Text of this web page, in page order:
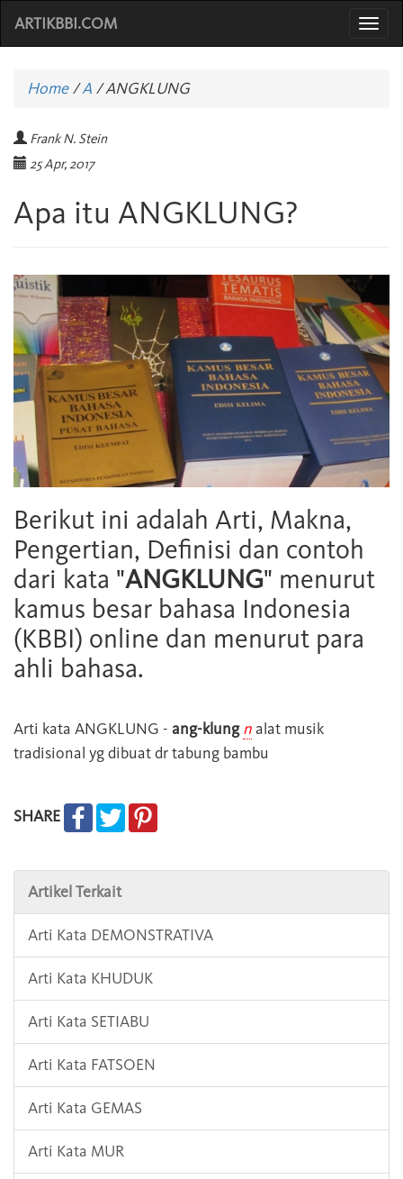
ARTIKBBI.COM
Home/A /ANGKLUNG
Frank N. Stein
25 Apr, 2017
Apa itu ANGKLUNG?
Berikut ini adalah Arti, Makna,
Pengertian, Definisi dan contoh
dari kata "ANGKLUNG" menurut
kamus besar bahasa Indonesia
(KBBI) online dan menurut para
ahli bahasa.
Arti kata ANGKLUNG - ang-klung nalat musik
tradisional yg dibuat dr tabung bambu
SHARE
Artikel Terkait
Arti Kata DEMONSTRATIVA
Arti Kata KHUDUK
Arti Kata SETIABU
Arti Kata FATSOEN
Arti Kata GEMAS
Arti Kata MUR